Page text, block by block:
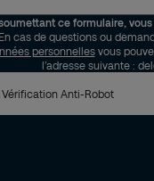
ce formulaire,
En cas de questions ou
personnellesvous
l’adresse suivante :
Vérification Anti-Robot